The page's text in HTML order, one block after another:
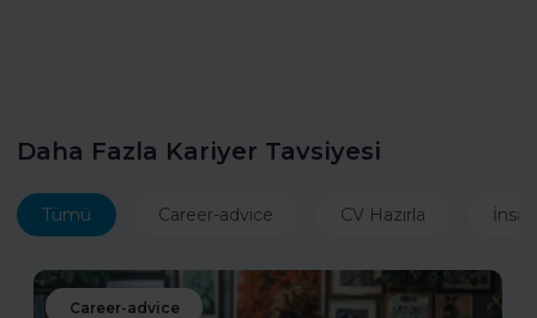
Daha Fazla Kariyer Tavsiyesi
Tümü Career-advice CV Hazırla
Career-advice